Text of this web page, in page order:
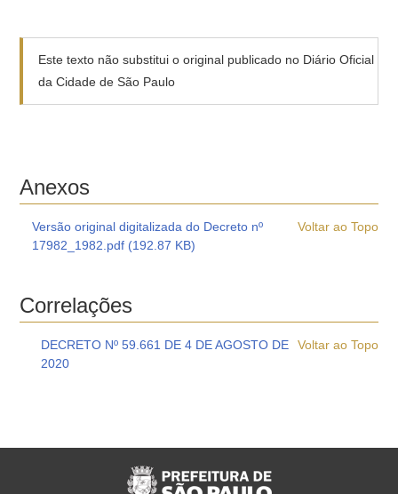
Este texto não substitui o original publicado no Diário Oficial
da Cidade de São Paulo
Anexos
Voltar ao Topo
Versão original digitalizada do Decreto nº
17982_1982.pdf (192.87 KB)
Correlações
Voltar ao Topo
DECRETO Nº 59.661 DE 4 DE AGOSTO DE
2020